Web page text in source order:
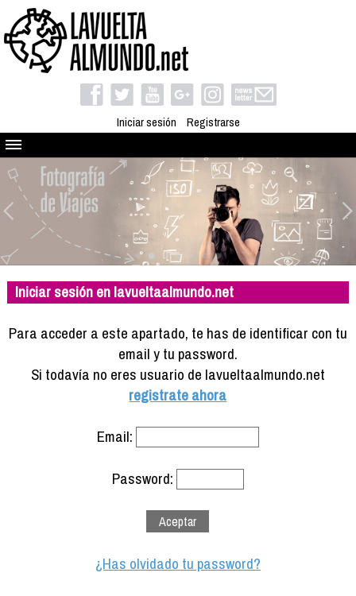
Iniciar sesión Registrarse
Quienes somos
El proyecto
Blog
Viaja con nosotros
Camino solidario
Libros
Compañeros de viaje
Info viajeros
Iniciar sesión en lavueltaalmundo.net
Para acceder a este apartado, te has de identificar con tu
email y tu password.
Si todavía no eres usuario de lavueltaalmundo.net
registrate ahora
Email:
Password:
¿Has olvidado tu password?